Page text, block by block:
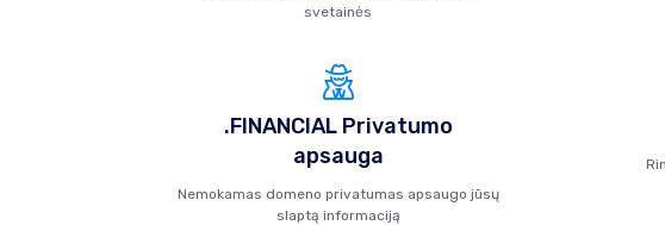
svetainės
.FINANCIAL Privatumo
apsauga
Nemokamas domeno privatumas apsaugo jūsų
slaptą informaciją